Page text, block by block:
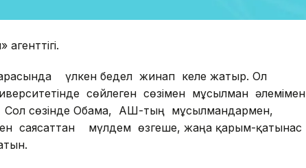
үлкен бедел жинап келе жатыр. Ол
сөйлеген сөзімен мұсылман әлемімен
Сол сөзінде Обама, АҚШ-тың мұсылмандармен,
саясаттан мүлдем өзгеше, жаңа қарым-қатынас